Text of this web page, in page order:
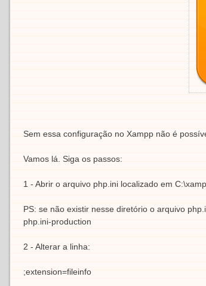
Sem essa configuração no Xampp não é
Vamos lá. Siga os passos:
1 - Abrir o arquivo php.ini localizado em
PS: se não existir nesse diretório o arquivo
php.ini-production
2 - Alterar a linha:
;extension=fileinfo